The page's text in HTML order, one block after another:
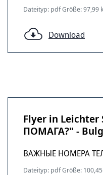
Dateityp: pdf Größe: 97,99
Download
Flyer in
ПОМАГА?" -
ВАЖНЫЕ НОМЕРА
Dateityp: pdf Größe: